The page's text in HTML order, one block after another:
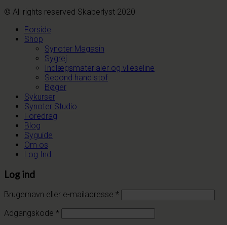
© All rights reserved Skaberlyst 2020
Forside
Shop
Synoter Magasin
Sygrej
Indlægsmaterialer og vlieseline
Second hand stof
Bøger
Sykurser
Synoter Studio
Foredrag
Blog
Syguide
Om os
Log Ind
Log ind
Brugernavn eller e-mailadresse *
Adgangskode *